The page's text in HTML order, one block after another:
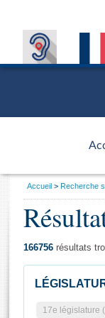
Vous
Accueil Recherche
166756 résultats
17e législature